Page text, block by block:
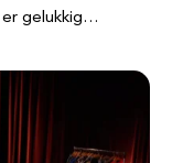
gelukkig…